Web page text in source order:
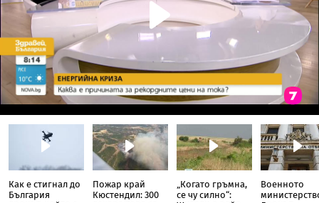
Как е стигнал до
България
Пожар край
Кюстендил: 300
„Когато гръмна,
се чу силно“:
Военното